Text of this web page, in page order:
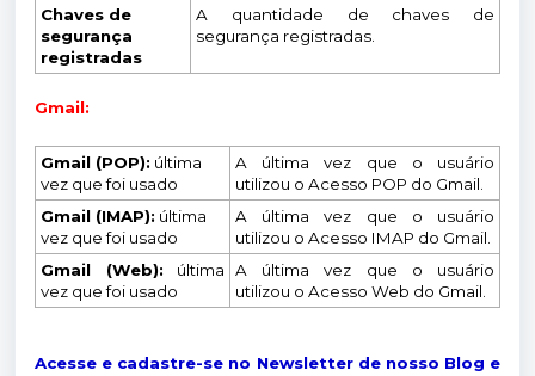
Chaves de
segurança
registradas
A quantidade de chaves de
segurança registradas.
Gmail:
Gmail (POP): última
vez que foi usado
A última vez que o usuário
utilizou o Acesso POP do Gmail.
Gmail (IMAP): última
vez que foi usado
A última vez que o usuário
utilizou o Acesso IMAP do Gmail.
Gmail (Web): última
vez que foi usado
A última vez que o usuário
utilizou o Acesso Web do Gmail.
Acesse e cadastre-se no Newsletter de nosso Blog e